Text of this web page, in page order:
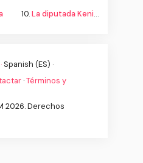
10.La diputada Kenia López propone cambiar el nombre del país a México
Spanish (ES) ·
·Términos y
2026. Derechos